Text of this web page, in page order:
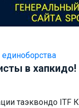
в хапкидо!
таэквондо ITF